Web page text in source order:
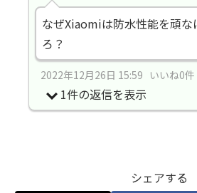
なぜXiaomiは防水性能を頑な
ろ？
2022年12月26日 15:59 いいね0
1件の返信を表示
シェアする